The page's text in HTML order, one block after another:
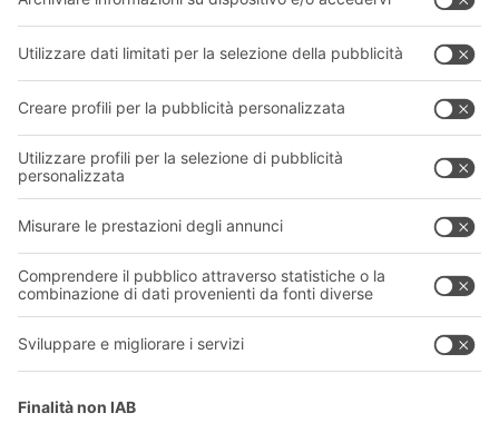
60 anni di impegno: Fritz August
Bittmann -Un visionario con
2019